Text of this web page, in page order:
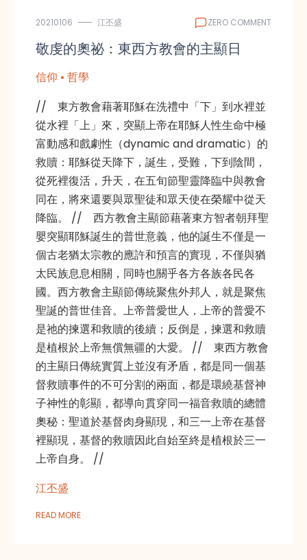
20210106 江丕盛 ZERO COMMENT
敬虔的奧祕：東西方教會的主顯日
信仰 • 哲學
// 東方教會藉著耶穌在洗禮中「下」到水裡並
從水裡「上」來，突顯上帝在耶穌人性生命中極
富動感和戲劇性（dynamic and dramatic）的
救贖：耶穌從天降下，誕生，受難，下到陰間，
從死裡復活，升天，在五旬節聖靈降臨中與教會
同在，將來還要與眾聖徒和眾天使在榮耀中從天
降臨。 // 西方教會主顯節藉著東方智者朝拜聖
嬰突顯耶穌誕生的普世意義，他的誕生不僅是一
個古老猶太宗教的應許和預言的實現，不僅與猶
太民族息息相關，同時也關乎各方各族各民各
國。西方教會主顯節傳統聚焦外邦人，就是聚焦
聖誕的普世佳音。上帝普愛世人，上帝的普愛不
是祂的揀選和救贖的後續；反倒是，揀選和救贖
是植根於上帝無償無疆的大愛。 // 東西方教會
的主顯日傳統實質上並沒有矛盾，都是同一個基
督救贖事件的不可分割的兩面，都是環繞基督神
子神性的彰顯，都導向貫穿同一福音救贖的總體
奧秘：聖道於基督肉身顯現，和三一上帝在基督
裡顯現，基督的救贖因此自始至終是植根於三一
上帝自身。 //
江丕盛
READ MORE